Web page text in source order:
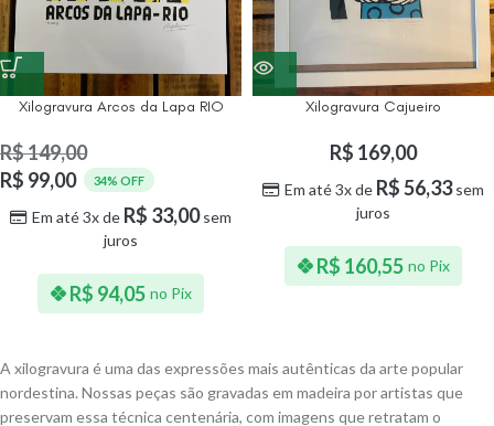
Xilogravura Arcos da Lapa RIO
R$149,00
R$ 99,00 34% OFF
Em até 3x de R$ 33,00sem
juros
R$ 94,05 no Pix
Xilogravura Cajueiro
R$ 169,00
Em até 3x de R$56,33sem
juros
R$ 160,55 no Pix
A xilogravura é uma das expressões mais autênticas da arte popular
nordestina. Nossas peças são gravadas em madeira por artistas que
preservam essa técnica centenária, com imagens que retratam o